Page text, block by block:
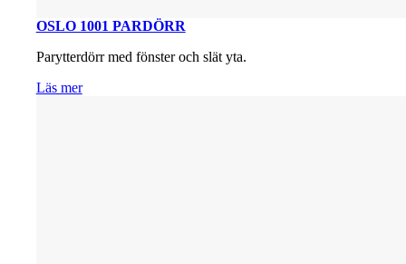
OSLO 1001 PARDÖRR
Parytterdörr med fönster och slät yta.
Läs mer